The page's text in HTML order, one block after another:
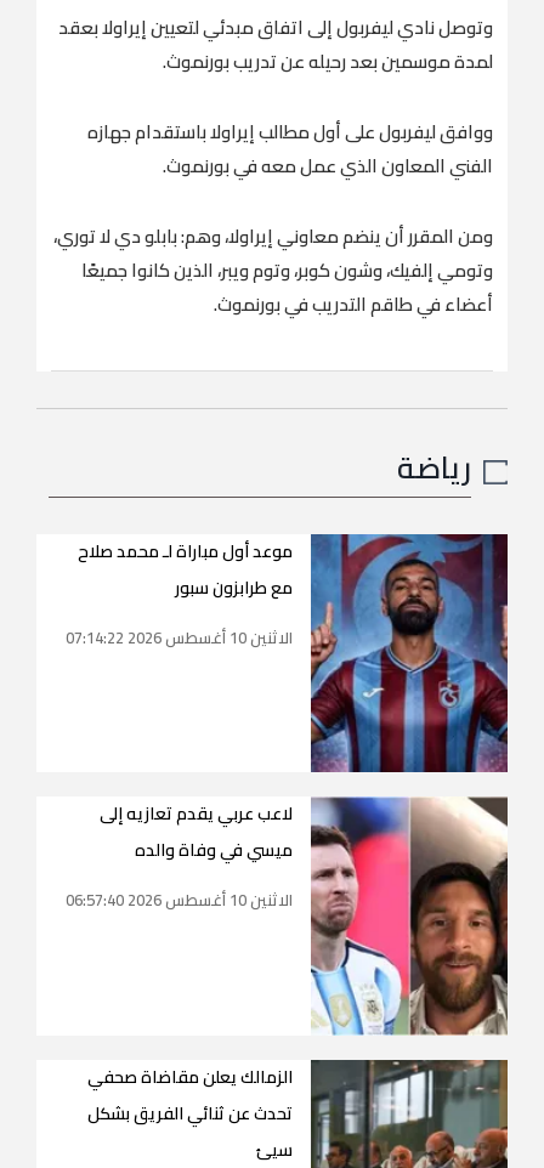
وتوصل نادي ليفربول إلى اتفاق مبدئي لتعيين إيراولا بعقد
لمدة موسمين بعد رحيله عن تدريب بورنموث.
ووافق ليفربول على أول مطالب إيراولا باستقدام جهازه
الفني المعاون الذي عمل معه في بورنموث.
ومن المقرر أن ينضم معاوني إيراولا، وهم: بابلو دي لا توري،
وتومي إلفيك، وشون كوبر، وتوم ويبر، الذين كانوا جميعًا
أعضاء في طاقم التدريب في بورنموث.
رياضة
موعد أول مباراة لـ محمد صلاح
مع طرابزون سبور
الاثنين 10 أغسطس 2026 07:14:22
لاعب عربي يقدم تعازيه إلى
ميسي في وفاة والده
الاثنين 10 أغسطس 2026 06:57:40
الزمالك يعلن مقاضاة صحفي
تحدث عن ثنائي الفريق بشكل
سيئ